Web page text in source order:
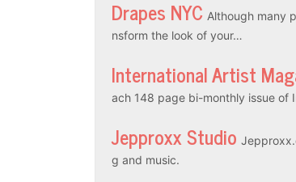
Drapes NYC Although many
nsform the look of your…
International Artist
ach 148 page bi-monthly issue of
Jepproxx Studio
g and music.